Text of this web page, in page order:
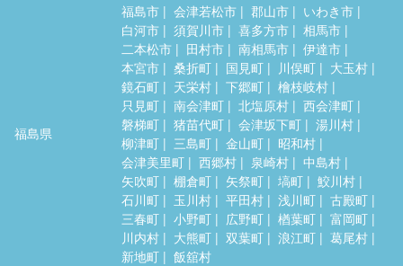
福島県
福島市 会津若松市 郡山市
いわき市
白河市
須賀川市 喜多方市
相馬市
二本松市
田村市 南相馬市
伊達市
本宮市
桑折町 国見町 川俣町
大玉村
鏡石町
天栄村 下郷町
檜枝岐村
只見町
南会津町 北塩原村
西会津町
磐梯町
猪苗代町 会津坂下町
湯川村
柳津町
三島町 金山町
昭和村
会津美里町
西郷村 泉崎村
中島村
矢吹町
棚倉町 矢祭町 塙町
鮫川村
石川町
玉川村 平田村 浅川町
古殿町
三春町
小野町 広野町 楢葉町
富岡町
川内村
大熊町 双葉町 浪江町
葛尾村
新地町
飯舘村